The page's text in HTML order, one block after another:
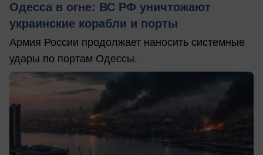
Одесса в огне: ВС РФ уничтожают
украинские корабли и порты
Армия России продолжает наносить системные
удары по портам Одессы.